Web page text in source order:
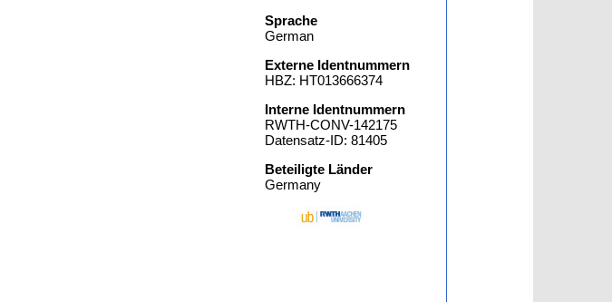
Sprache
German
Externe Identnummern
HBZ: HT013666374
Interne Identnummern
RWTH-CONV-142175
Datensatz-ID: 81405
Beteiligte Länder
Germany